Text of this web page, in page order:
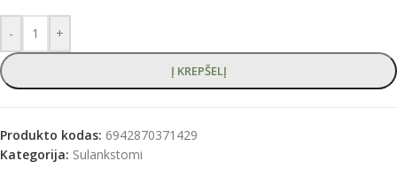
- +
Į KREPŠELĮ
Produkto kodas: 6942870371429
Kategorija: Sulankstomi